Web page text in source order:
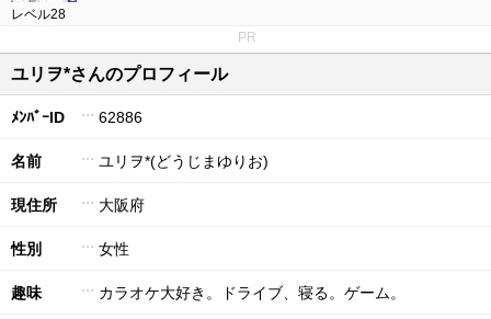
レベル28
PR
ユリヲ*さんのプロフィール
ﾒﾝﾊﾞｰID 62886
名前 ユリヲ*(どうじまゆりお)
現住所 大阪府
性別 女性
趣味 カラオケ大好き。ドライブ、寝る。ゲーム。